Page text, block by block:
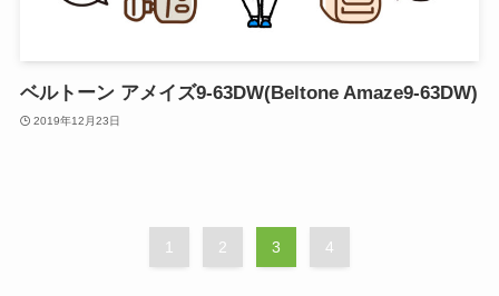
ベルトーン アメイズ9-63DW(Beltone Amaze9-63DW)
2019年12月23日
1 2 3 4